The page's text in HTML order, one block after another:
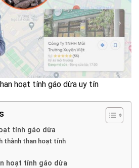
hoạt tính gáo dừa uy tín
tính gáo dừa
thành than hoạt tính
hoạt tính gáo dừa